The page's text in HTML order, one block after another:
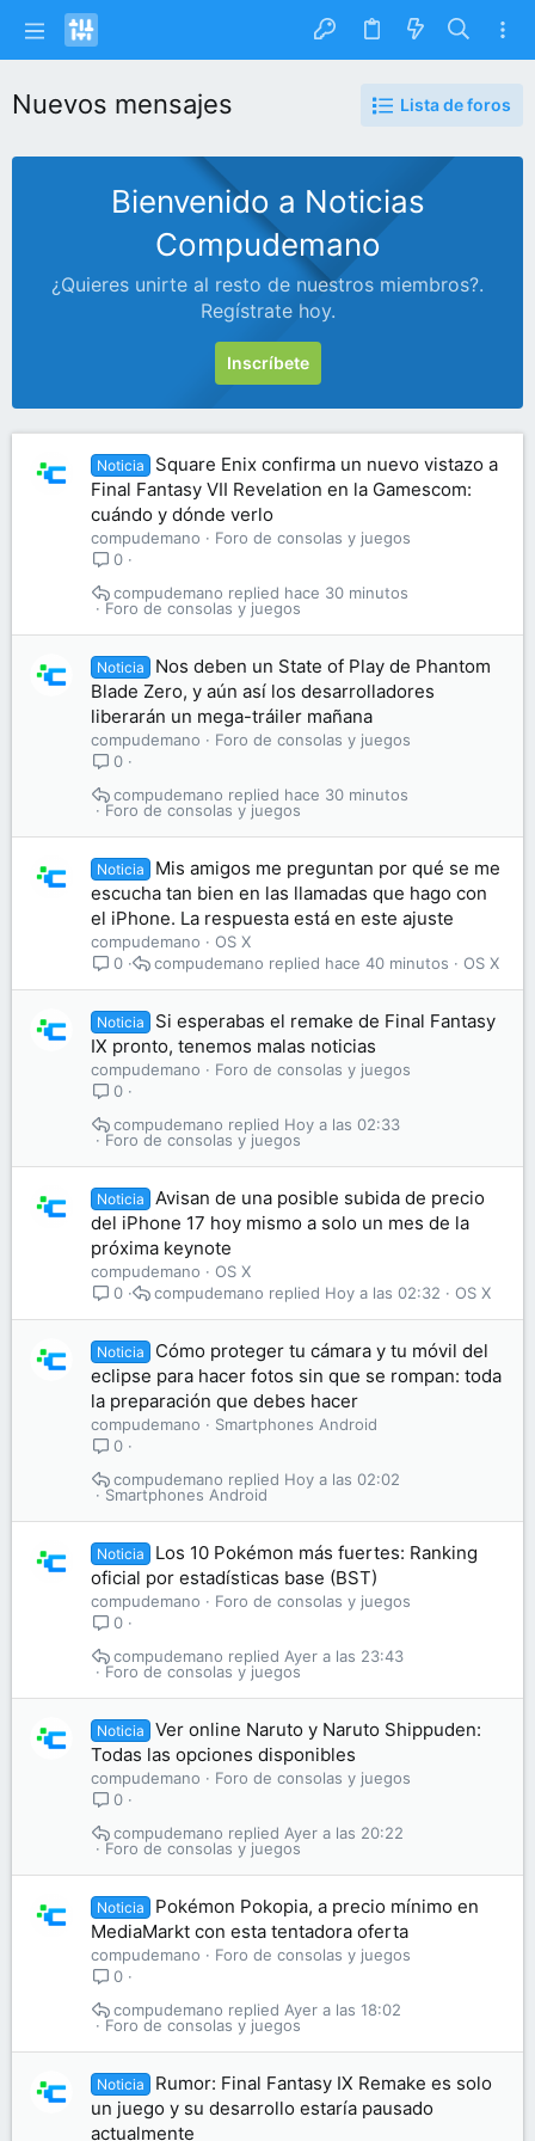
Nuevos mensajes Lista de foros
Bienvenido a Noticias
Compudemano
¿Quieres unirte al resto de nuestros miembros?.
Regístrate hoy.
Inscríbete
Noticia
Square Enix confirma un nuevo vistazo a
Final Fantasy VII Revelation en la Gamescom:
cuándo y dónde verlo
compudemano
Foro de consolas y juegos
0
Foro de consolas y juegos
hace 30 minutos
compudemano
Noticia
Nos deben un State of Play de Phantom
Blade Zero, y aún así los desarrolladores
liberarán un mega-tráiler mañana
compudemano
Foro de consolas y juegos
0
Foro de consolas y juegos
hace 30 minutos
compudemano
Noticia
Mis amigos me preguntan por qué se me
escucha tan bien en las llamadas que hago con
el iPhone. La respuesta está en este ajuste
compudemano
OS X
0
OS X
hace 40 minutos
compudemano
Noticia
Si esperabas el remake de Final Fantasy
IX pronto, tenemos malas noticias
compudemano
Foro de consolas y juegos
0
Foro de consolas y juegos
Hoy a las 02:33
compudemano
Noticia
Avisan de una posible subida de precio
del iPhone 17 hoy mismo a solo un mes de la
próxima keynote
compudemano
OS X
0
OS X
Hoy a las 02:32
compudemano
Noticia
Cómo proteger tu cámara y tu móvil del
eclipse para hacer fotos sin que se rompan: toda
la preparación que debes hacer
compudemano
Smartphones Android
0
Smartphones Android
Hoy a las 02:02
compudemano
Noticia
Los 10 Pokémon más fuertes: Ranking
oficial por estadísticas base (BST)
compudemano
Foro de consolas y juegos
0
Foro de consolas y juegos
Ayer a las 23:43
compudemano
Noticia
Ver online Naruto y Naruto Shippuden:
Todas las opciones disponibles
compudemano
Foro de consolas y juegos
0
Foro de consolas y juegos
Ayer a las 20:22
compudemano
Noticia
Pokémon Pokopia, a precio mínimo en
MediaMarkt con esta tentadora oferta
compudemano
Foro de consolas y juegos
0
Foro de consolas y juegos
Ayer a las 18:02
compudemano
Noticia
Rumor: Final Fantasy IX Remake es solo
un juego y su desarrollo estaría pausado
actualmente